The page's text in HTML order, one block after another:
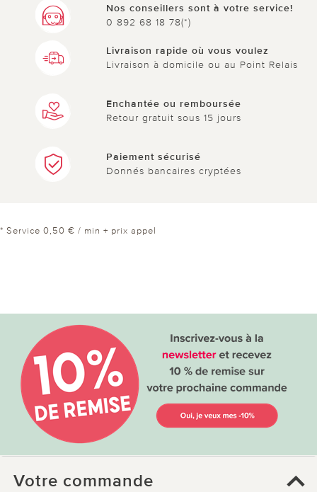
Nos conseillers sont à votre service!
0 892 68 18 78(*)
Livraison rapide où vous voulez
Livraison à domicile ou au Point Relais
Enchantée ou remboursée
Retour gratuit sous 15 jours
Paiement sécurisé
Donnés bancaires cryptées
* Service 0,50 € / min + prix appel
Votre commande